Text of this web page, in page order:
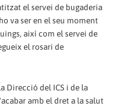
el servei de bugaderia
va ser en el seu moment
així com el servei de
el rosari de
Direcció del ICS i de la
amb el dret a la salut